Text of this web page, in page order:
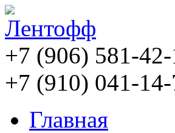
+7 (906) 581-
+7 (910) 041-
Главная